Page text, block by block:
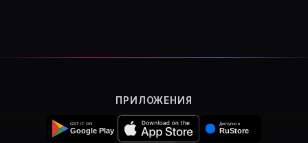
ПРИЛОЖЕНИЯ